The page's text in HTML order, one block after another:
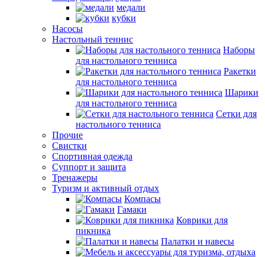
медали
кубки
Насосы
Настольный теннис
Наборы
для настольного тенниса
Ракетки
для настольного тенниса
Шарики
для настольного тенниса
Сетки для
настольного тенниса
Прочие
Свистки
Спортивная одежда
Суппорт и защита
Тренажеры
Туризм и активный отдых
Компасы
Гамаки
Коврики для
пикника
Палатки и навесы